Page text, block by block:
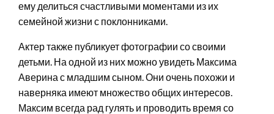
ему делиться счастливыми моментами из их
семейной жизни с поклонниками.
Актер также публикует фотографии со своими
детьми. На одной из них можно увидеть Максима
Аверина с младшим сыном. Они очень похожи и
наверняка имеют множество общих интересов.
Максим всегда рад гулять и проводить время со